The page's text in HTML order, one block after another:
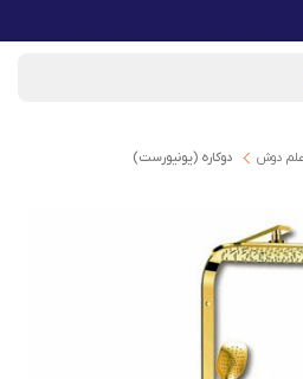
علم دوش دوکاره (یونیورست)